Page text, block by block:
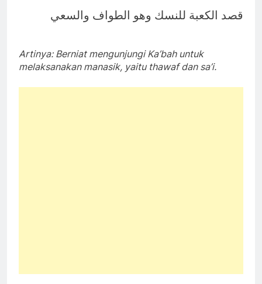
قصد الكعبة للنسك وهو الطواف والسعي
Artinya: Berniat mengunjungi Ka’bah untuk
melaksanakan manasik, yaitu thawaf dan sa’i.